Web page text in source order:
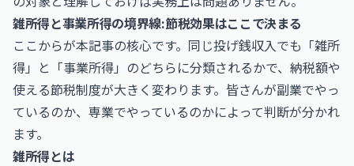
雑所得と事業所得の境界線:節税効果はここで決まる
ここからが本記事の核心です。同じ投げ銭収入でも「雑所
得」と「事業所得」のどちらに分類されるかで、納税額や
使える節税制度が大きく変わります。皆さんが副業でやっ
ているのか、専業でやっているのかによって判断が分かれ
ます。
雑所得とは